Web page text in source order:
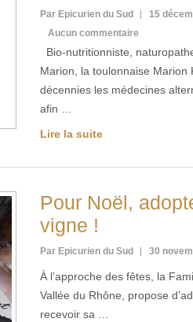
Par Epicurien du Sud
15
Aucun commentaire
Bio-nutritionniste,
Marion, la toulonnaise
décennies les médecines
afin …
Lire la suite
Pour Noël,
vigne !
Par Epicurien du Sud 30
À l’approche des fêtes, la
Vallée du Rhône, propose
recevoir sa …